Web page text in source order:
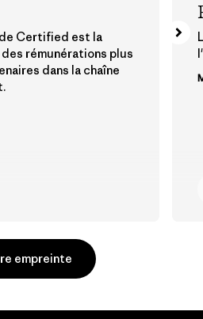
Certified est la
rémunérations plus
dans la chaîne
empreinte